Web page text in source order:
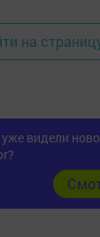
на
видели